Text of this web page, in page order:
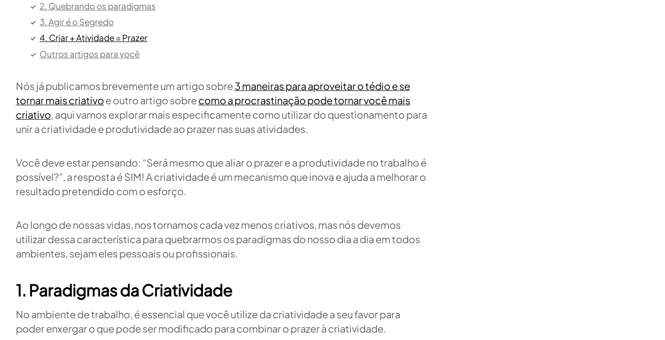
2. Quebrando os paradigmas
3. Agir é o Segredo
4. Criar + Atividade = Prazer
Outros artigos para você
Nós já publicamos brevemente um artigo sobre3 maneiras para aproveitar o tédio e se
tornar mais criativo e outro artigo sobrecomo a procrastinação pode tornar você mais
criativo, aqui vamos explorar mais especificamente como utilizar do questionamento para
unir a criatividade e produtividade ao prazer nas suas atividades.
Você deve estar pensando: “Será mesmo que aliar o prazer e a produtividade no trabalho é
possível?”, a resposta é SIM! A criatividade é um mecanismo que inova e ajuda a melhorar o
resultado pretendido com o esforço.
Ao longo de nossas vidas, nos tornamos cada vez menos criativos, mas nós devemos
utilizar dessa característica para quebrarmos os paradigmas do nosso dia a dia em todos
ambientes, sejam eles pessoais ou profissionais.
1. Paradigmas da Criatividade
No ambiente de trabalho, é essencial que você utilize da criatividade a seu favor para
poder enxergar o que pode ser modificado para combinar o prazer à criatividade.